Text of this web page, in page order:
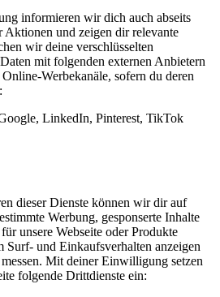
informieren wir dich auch abseits
Aktionen und zeigen dir relevante
wir deine verschlüsselten
mit folgenden externen Anbietern
Werbekanäle, sofern du deren
LinkedIn, Pinterest, TikTok
dieser Dienste können wir dir auf
Werbung, gesponserte Inhalte
unsere Webseite oder Produkte
Surf- und Einkaufsverhalten anzeigen
Mit deiner Einwilligung setzen
folgende Drittdienste ein: